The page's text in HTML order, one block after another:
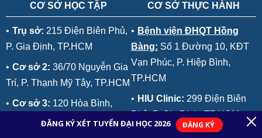
CƠ SỞ HỌC TẬP
• Trụ sở: 215 Điện Biên Phủ,
P. Gia Định, TP.HCM
• Cơ sở 2: 36/70 Nguyễn Gia
Trí, P. Thạnh Mỹ Tây, TP.HCM
• Cơ sở 3: 120 Hòa Bình,
P. Phú Thạnh, TP.HCM
CƠ SỞ THỰC HÀNH
• Bệnh viện ĐHQT Hồng
Bàng: Số 1 Đường 10, KĐT
Vạn Phúc, P. Hiệp Bình,
TP.HCM
• HIU Clinic: 299 Điện Biên
Phủ, P. Gia Định, TP.HCM
Nhà thuốc Hồng Bàng: